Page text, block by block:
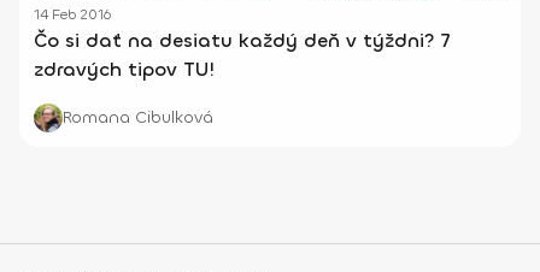
14 Feb 2016
Čo si dať na desiatu každý deň v týždni? 7
zdravých tipov TU!
Romana Cibulková